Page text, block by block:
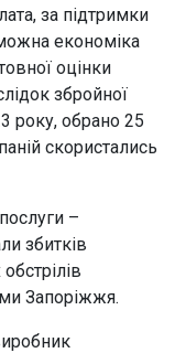
за підтримки
економіка
оцінки
збройної
року, обрано 25
скористались
–
збитків
Запоріжжя.